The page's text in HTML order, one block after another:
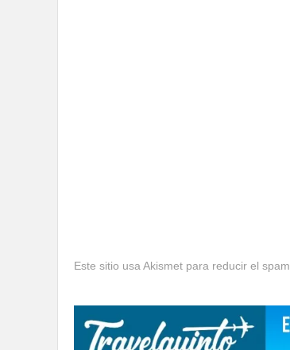
Este sitio usa Akismet para reducir el spam.